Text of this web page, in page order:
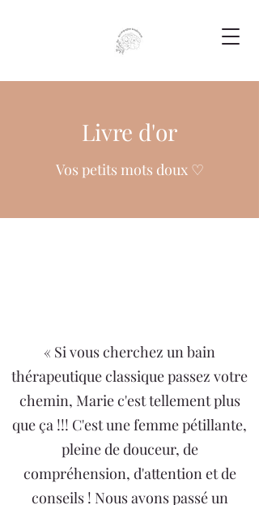
Livre d'or
Vos petits mots doux ♡
« Si vous cherchez un bain
thérapeutique classique passez votre
chemin, Marie c'est tellement plus
que ça !!! C'est une femme pétillante,
pleine de douceur, de
compréhension, d'attention et de
conseils ! Nous avons passé un